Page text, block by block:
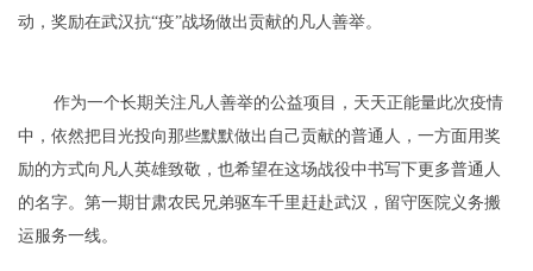
动，奖励在武汉抗“疫”战场做出贡献的凡人善举。
作为一个长期关注凡人善举的公益项目，天天正能量此次疫情
中，依然把目光投向那些默默做出自己贡献的普通人，一方面用奖
励的方式向凡人英雄致敬，也希望在这场战役中书写下更多普通人
的名字。第一期甘肃农民兄弟驱车千里赶赴武汉，留守医院义务搬
运服务一线。